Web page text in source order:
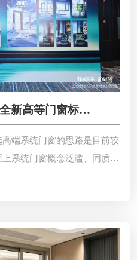
新高等门窗标准
端系统门窗的思路是目前较
系统门窗概念泛滥、同质化
坏，只靠价格判断，最后大